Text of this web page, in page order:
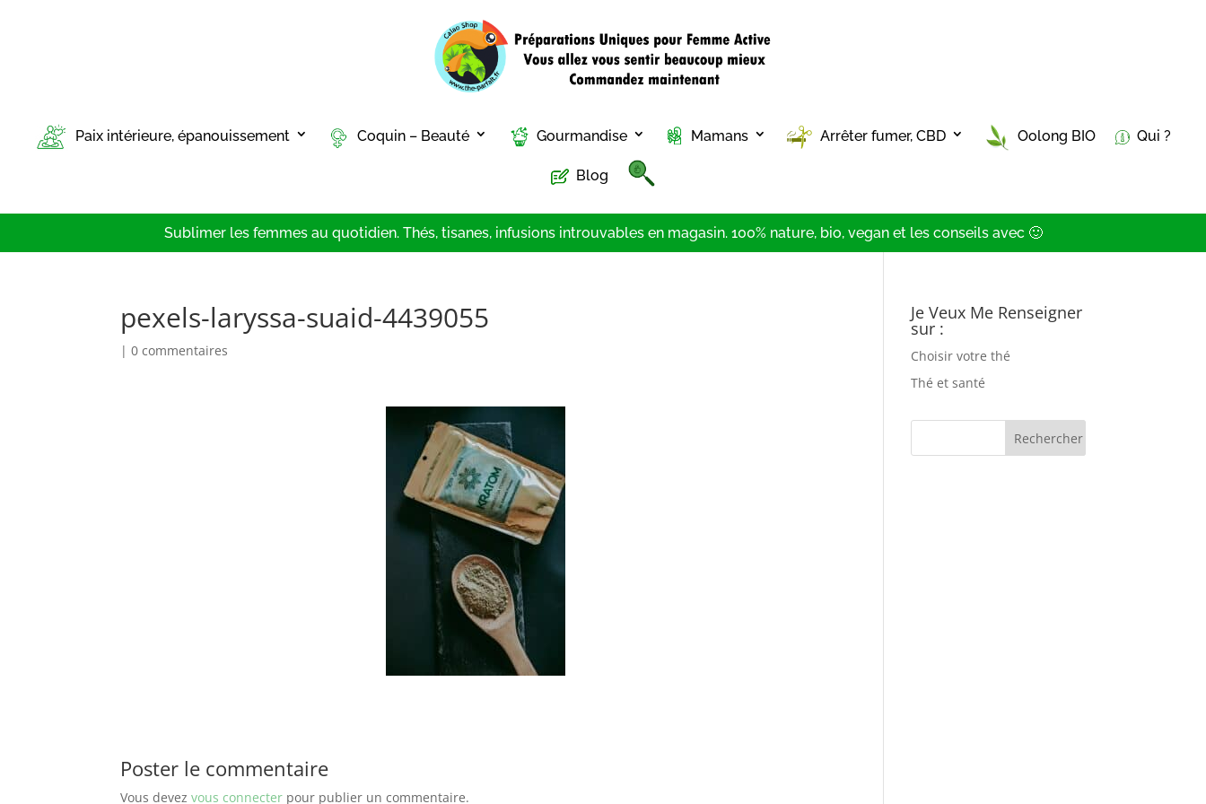
Paix intérieure, épanouissement Coquin – Beauté Gourmandise Mamans Arrêter fumer, CBD Oolong BIO Qui ?
Blog
Sublimer les femmes au quotidien. Thés, tisanes, infusions introuvables en magasin. 100% nature, bio, vegan et les conseils avec 🙂
pexels-laryssa-suaid-4439055
|0 commentaires
Poster le commentaire
Vous devezvous connecter pour publier un commentaire.
Je Veux Me Renseigner
sur :
Choisir votre thé
Thé et santé